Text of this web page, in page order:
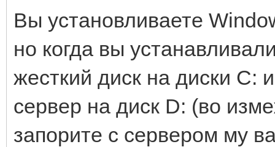
Вы установливаете
но когда вы
жесткий диск на диски С:
сервер на диск D: (во
запорите с сервером му